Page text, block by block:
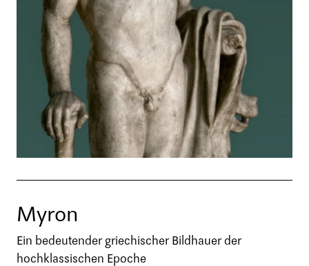
Myron
Ein bedeutender griechischer Bildhauer der
hochklassischen Epoche